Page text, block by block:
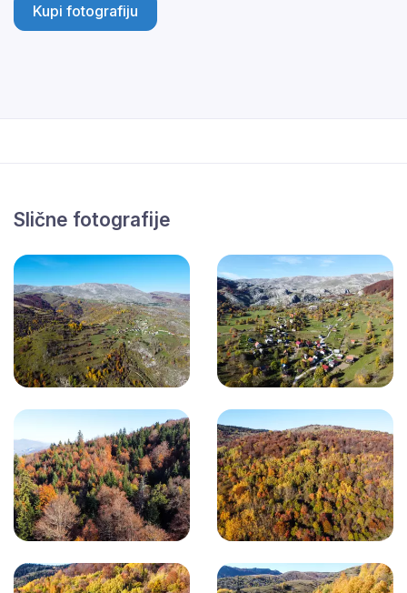
Kupi fotografiju
Slične fotografije